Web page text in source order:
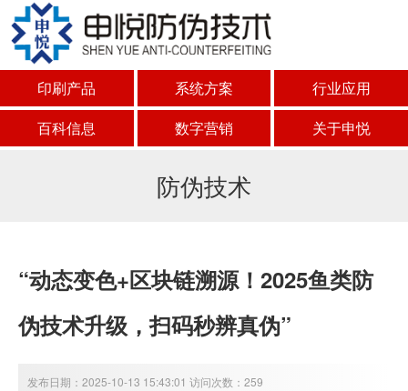
印刷产品 系统方案
行业应用
百科信息
数字营销 关于申悦
防伪技术
“动态变色+区块链溯源！2025鱼类防
伪技术升级，扫码秒辨真伪”
发布日期：2025-10-13 15:43:01 访问次数：259